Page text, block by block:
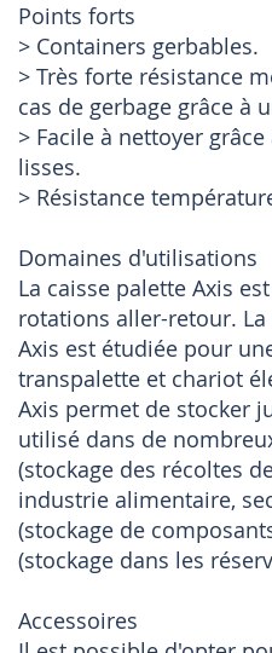
Points forts
> Containers gerbables.
> Très forte résistance
cas de gerbage grâce à
> Facile à nettoyer
lisses.
> Résistance
Domaines d'utilisations
La caisse palette Axis
rotations aller-retour.
Axis est étudiée pour
transpalette et chariot
Axis permet de stocker
utilisé dans de
(stockage des récoltes
industrie alimentaire,
(stockage de
(stockage dans les
Accessoires